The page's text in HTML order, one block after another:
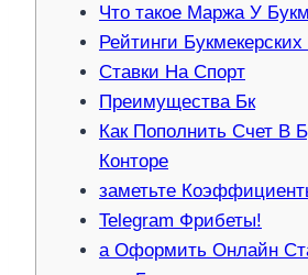
Что такое Маржа У
Рейтинги
Ставки На Спорт
Преимущества Бк
Как Пополнить Счет В
Конторе
заметьте
Telegram Фрибеты!
а Оформить Онлайн